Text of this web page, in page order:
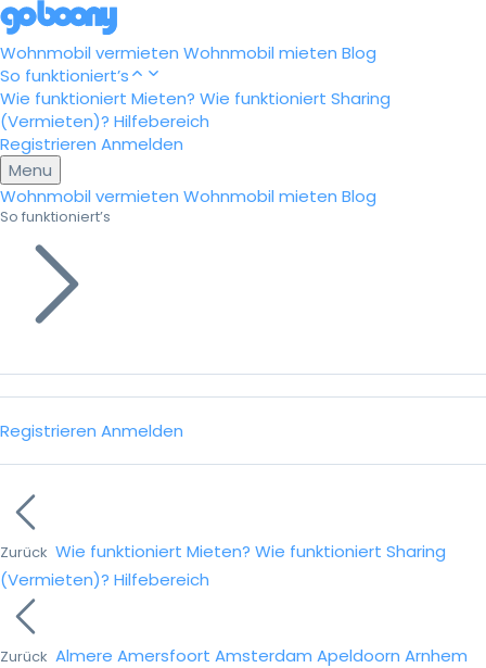
Wohnmobil vermieten Wohnmobil mieten Blog
So funktioniert’s
Wie funktioniert Mieten? Wie funktioniert Sharing
(Vermieten)? Hilfebereich
Registrieren Anmelden
Menu
Wohnmobil vermieten Wohnmobil mieten Blog
So funktioniert’s
Registrieren Anmelden
Zurück Wie funktioniert Mieten? Wie funktioniert Sharing
(Vermieten)? Hilfebereich
Zurück Almere Amersfoort Amsterdam Apeldoorn Arnhem